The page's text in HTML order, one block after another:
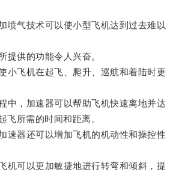
气技术可以使小型飞机达到过去难以
供的功能令人兴奋。
飞机在起飞、爬升、巡航和着陆时更
，加速器可以帮助飞机快速离地并达
飞所需的时间和距离。
器还可以增加飞机的机动性和操控性
可以更加敏捷地进行转弯和倾斜，提